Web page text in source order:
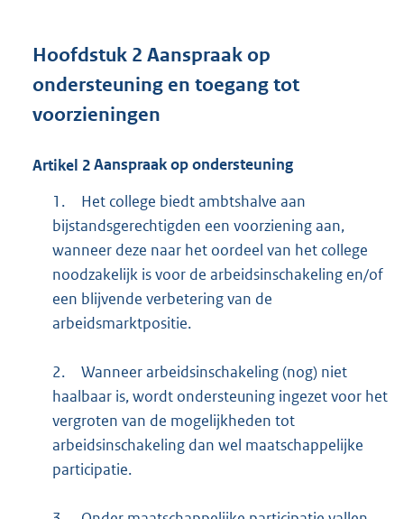
Hoofdstuk 2 Aanspraak op
ondersteuning en toegang tot
voorzieningen
Artikel 2Aanspraak op ondersteuning
1.
Het college biedt ambtshalve aan
bijstandsgerechtigden een voorziening aan,
wanneer deze naar het oordeel van het college
noodzakelijk is voor de arbeidsinschakeling en/of
een blijvende verbetering van de
arbeidsmarktpositie.
2.
Wanneer arbeidsinschakeling (nog) niet
haalbaar is, wordt ondersteuning ingezet voor het
vergroten van de mogelijkheden tot
arbeidsinschakeling dan wel maatschappelijke
participatie.